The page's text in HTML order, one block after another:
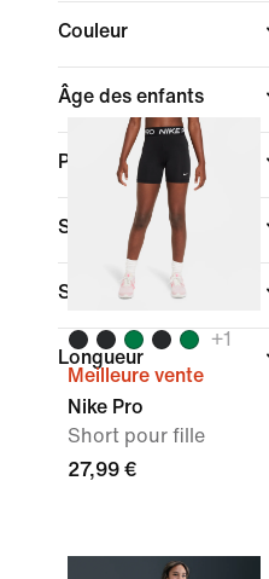
Couleur
Âge des enfants
Pointures/Tailles
Sport
Style
Longueur
+1
Meilleure vente
Nike Pro
Short pour fille
27,99 €